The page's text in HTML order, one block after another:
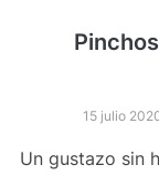
15 julio
Un gustazo sin